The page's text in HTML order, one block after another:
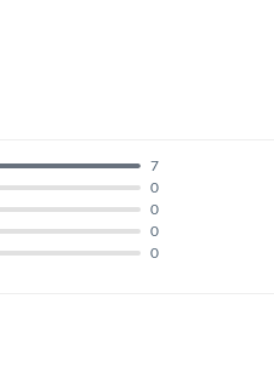
0
0
0
0
7